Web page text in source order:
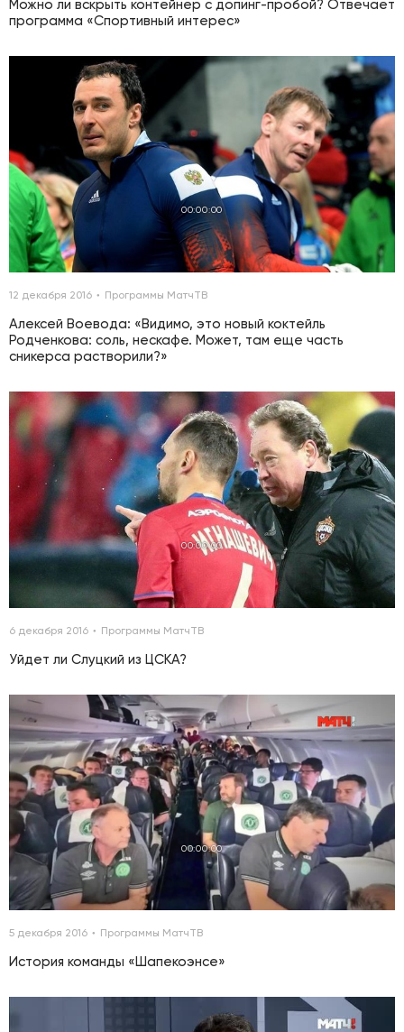
Можно ли вскрыть контейнер с допинг-пробой? Отвечает
программа «Спортивный интерес»
00:00:00
12 декабря 2016 Программы МатчТВ
Алексей Воевода: «Видимо, это новый коктейль
Родченкова: соль, нескафе. Может, там еще часть
сникерса растворили?»
00:00:00
6 декабря 2016 Программы МатчТВ
Уйдет ли Слуцкий из ЦСКА?
00:00:00
5 декабря 2016 Программы МатчТВ
История команды «Шапекоэнсе»